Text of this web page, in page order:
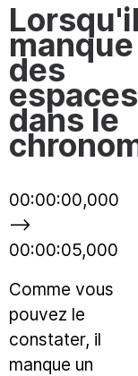
manque
des
espaces
dans le
00:00:00,000
-->
00:00:05,000
Comme vous
pouvez le
constater, il
manque un